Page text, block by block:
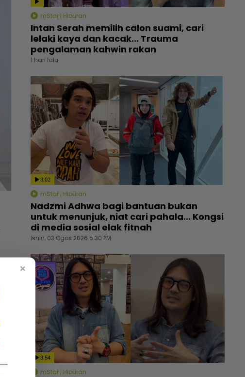
mStar | Hiburan
Intan Serah memilih calon suami, cari
lelaki kaya dan kacak... Trauma
pengalaman kahwin rakan
1 hari lalu
3:02
mStar | Hiburan
Nadzmi Adhwa bagi bantuan bukan
untuk menunjuk, niat cari pahala... Kongsi
di media sosial elak fitnah
Isnin, 03 Ogos 2026 5:30 PM
3:54
mStar | Hiburan
×